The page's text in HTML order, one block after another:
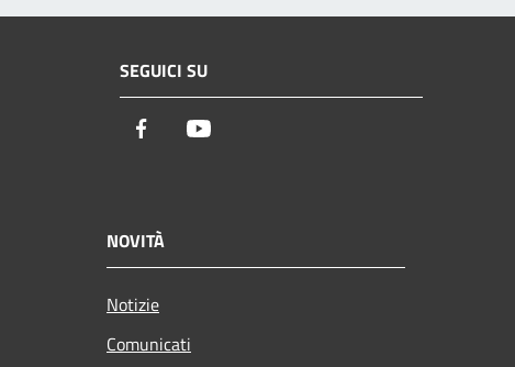
SEGUICI SU
Facebook
NOVITÀ
Notizie
Comunicati